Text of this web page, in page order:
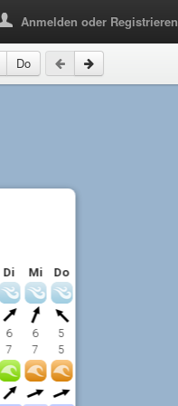
Anmelden oder Registrieren
Do
Di Mi
Do
6 6 5
7 7 5